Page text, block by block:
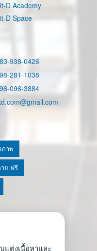
D Academy
D Space
938-0426
281-1038
096-3884
าพ
ย ฟรี
แต่งเนื้อหาและ